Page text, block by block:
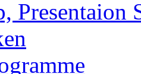
Presentaion